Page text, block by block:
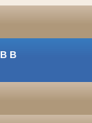
В